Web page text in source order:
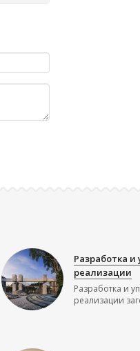
Разработка
реализации
Разработка и
реализации